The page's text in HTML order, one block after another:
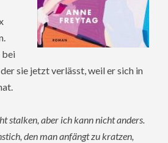
bei
sie jetzt verlässt, weil er sich in
stalken, aber ich kann nicht anders.
den man anfängt zu kratzen,